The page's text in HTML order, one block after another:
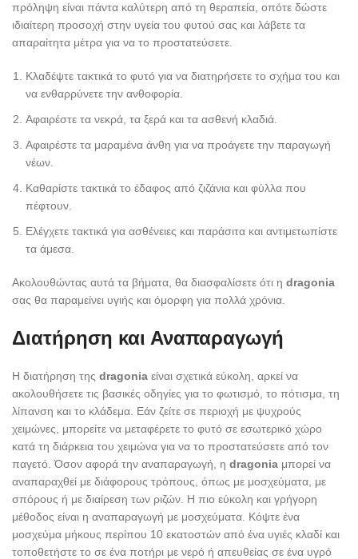
πρόληψη είναι πάντα καλύτερη από τη θεραπεία, οπότε δώστε
ιδιαίτερη προσοχή στην υγεία του φυτού σας και λάβετε τα
απαραίτητα μέτρα για να το προστατεύσετε.
Κλαδέψτε τακτικά το φυτό για να διατηρήσετε το σχήμα του και
να ενθαρρύνετε την ανθοφορία.
Αφαιρέστε τα νεκρά, τα ξερά και τα ασθενή κλαδιά.
Αφαιρέστε τα μαραμένα άνθη για να προάγετε την παραγωγή
νέων.
Καθαρίστε τακτικά το έδαφος από ζιζάνια και φύλλα που
πέφτουν.
Ελέγχετε τακτικά για ασθένειες και παράσιτα και αντιμετωπίστε
τα άμεσα.
Ακολουθώντας αυτά τα βήματα, θα διασφαλίσετε ότι η dragonia
σας θα παραμείνει υγιής και όμορφη για πολλά χρόνια.
Διατήρηση και Αναπαραγωγή
Η διατήρηση της dragonia είναι σχετικά εύκολη, αρκεί να
ακολουθήσετε τις βασικές οδηγίες για το φωτισμό, το πότισμα, τη
λίπανση και το κλάδεμα. Εάν ζείτε σε περιοχή με ψυχρούς
χειμώνες, μπορείτε να μεταφέρετε το φυτό σε εσωτερικό χώρο
κατά τη διάρκεια του χειμώνα για να το προστατεύσετε από τον
παγετό. Όσον αφορά την αναπαραγωγή, η dragonia μπορεί να
αναπαραχθεί με διάφορους τρόπους, όπως με μοσχεύματα, με
σπόρους ή με διαίρεση των ριζών. Η πιο εύκολη και γρήγορη
μέθοδος είναι η αναπαραγωγή με μοσχεύματα. Κόψτε ένα
μοσχεύμα μήκους περίπου 10 εκατοστών από ένα υγιές κλαδί και
τοποθετήστε το σε ένα ποτήρι με νερό ή απευθείας σε ένα υγρό